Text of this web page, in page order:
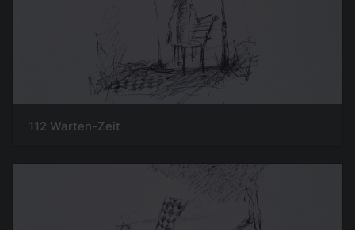
112 Warten-Zeit